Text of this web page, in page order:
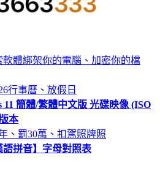
體綁架你的電腦、加密你的檔
行事曆、放假日
11 簡體/繁體中文版 光碟映像 (ISO
本
、罰30萬、扣駕照牌照
語拼音】字母對照表